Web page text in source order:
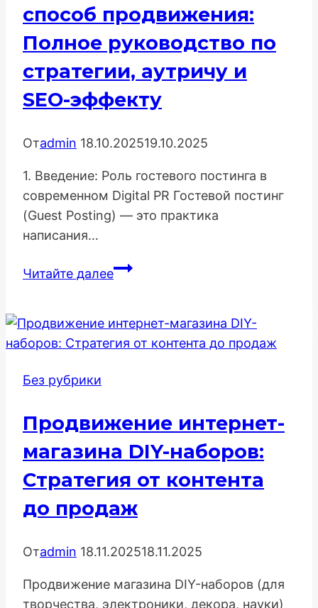
для
EdTech
способ продвижения:
Полное руководство по
стратегии, аутричу и
SEO-эффекту
Отadmin 18.10.202519.10.2025
1. Введение: Роль гостевого постинга в
современном Digital PR Гостевой постинг
(Guest Posting) — это практика
написания…
Читайте далееГостевые
способ
продвижения:
стратегии,
аутричу
и
SEO-
эффекту
Без рубрики
Продвижение интернет-
магазина DIY-наборов:
Стратегия от контента
до продаж
Отadmin 18.11.202518.11.2025
Продвижение магазина DIY-наборов (для
творчества, электроники, декора, науки)